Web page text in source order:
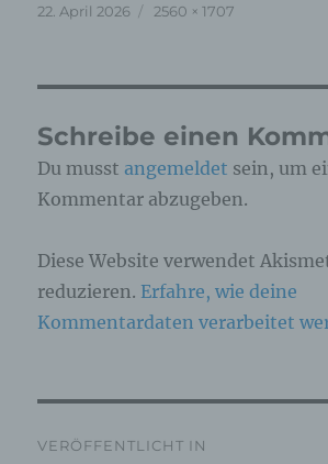
Veröffentlicht
22. April 2026 Originalgröße
2560 × 1707
Schreibe einen
Du musst angemeldet sein, um
Kommentar abzugeben.
Diese Website verwendet
reduzieren. Erfahre, wie deine
Kommentardaten verarbeitet
VERÖFFENTLICHT IN